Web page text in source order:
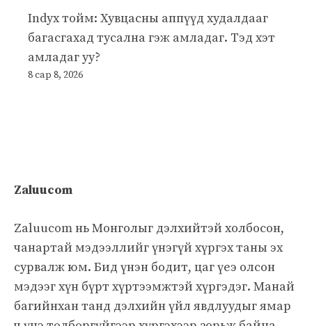
Indyx тойм: Хувцасны аппүүд худалдааг
багасгахад тусална гэж амладаг. Тэд хэт
амладаг уу?
8 сар 8, 2026
Zaluucom
Zaluucom нь Монголыг дэлхийтэй холбосон,
чанартай мэдээллийг үнэгүй хүргэх таны эх
сурвалж юм. Бид үнэн бодит, цаг үеэ олсон
мэдээг хүн бүрт хүртээмжтэй хүргэдэг. Манай
багийнхан танд дэлхийн үйл явдлуудыг ямар